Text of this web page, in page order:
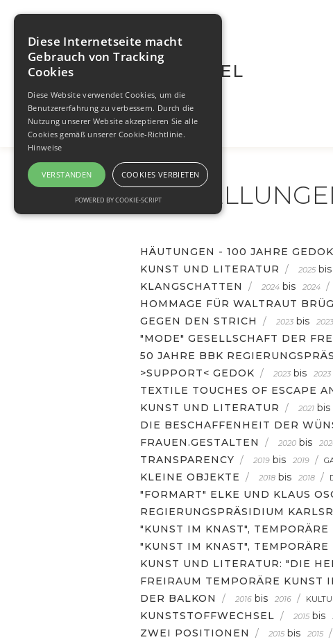
WALTRAUT BRÜGEL
HÄUTUNGEN - 100 JAHRE GEDOK
KUNST UND LITERATUR / 2025 bis
KLANGSCHATTEN / 2024 bis 2024 /
HOMMAGE FÜR WALTRAUT
GEGEN DEN STRICH / 2023 bis 2023
"MODE" GESELLSCHAFT DER
50 JAHRE BBK
>SUPPORT< GEDOK / 2023 bis 2023
TEXTILE TOUCHES OF ESCAPE
KUNST UND LITERATUR / 2021 bis
DIE BESCHAFFENHEIT DER
FRAUEN.GESTALTEN / 2020 bis
TRANSPARENCY / 2019 bis 2019 /
KLEINE OBJEKTE / 2018 bis 2018 /
"FORMART" ELKE UND KLAUS
REGIERUNGSPRÄSIDIUM
"KUNST IM KNAST", TEMPORÄRE
"KUNST IM KNAST", TEMPORÄRE
KUNST UND LITERATUR: "DIE
FREIRAUM TEMPORÄRE KUNST
DER BALKON / 2016 bis 2016 /
KUNSTSTOFFWECHSEL / 2015 bis
ZWEI POSITIONEN / 2015 bis 2015 /
Diese Internetseite macht
Gebrauch von Tracking
Cookies
Diese Website verwendet Cookies, um die
Benutzererfahrung zu verbessern. Durch die
Nutzung unserer Website akzeptieren Sie alle
Cookies gemäß unserer Cookie-Richtlinie.
Hinweise
VERSTANDEN COOKIES VERBIETEN
POWERED BY COOKIE-SCRIPT